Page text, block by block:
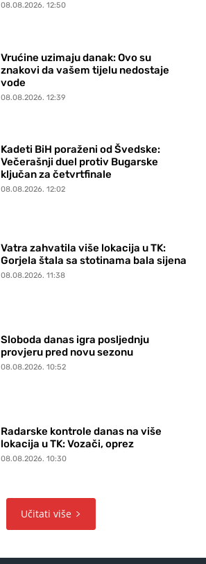
08.08.2026. 12:50
Vrućine uzimaju danak: Ovo su
znakovi da vašem tijelu nedostaje
vode
08.08.2026. 12:39
Kadeti BiH poraženi od Švedske:
Večerašnji duel protiv Bugarske
ključan za četvrtfinale
08.08.2026. 12:02
Vatra zahvatila više lokacija u TK:
Gorjela štala sa stotinama bala sijena
08.08.2026. 11:38
Sloboda danas igra posljednju
provjeru pred novu sezonu
08.08.2026. 10:52
Radarske kontrole danas na više
lokacija u TK: Vozači, oprez
08.08.2026. 10:30
Učitati više